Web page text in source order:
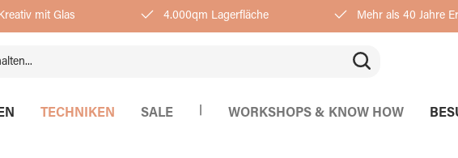
Kreativ mit Glas 4.000qm Lagerfläche Mehr als 40 Jahre
TECHNIKEN SALE WORKSHOPS & KNOW HOW